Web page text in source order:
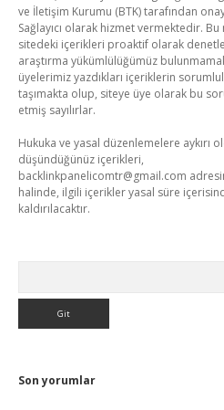
ve İletişim Kurumu (BTK) tarafından
Sağlayıcı olarak hizmet vermektedir. Bu
sitedeki içerikleri proaktif olarak
araştırma yükümlülüğümüz
üyelerimiz yazdıkları içeriklerin
taşımakta olup, siteye üye olarak bu
etmiş sayılırlar.
Hukuka ve yasal düzenlemelere aykırı
düşündüğünüz içerikleri,
backlinkpanelicomtr@gmail.com
halinde, ilgili içerikler yasal süre
kaldırılacaktır.
Son yorumlar